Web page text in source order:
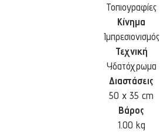
Τοπιογραφίες
Κίνημα
Ιμπρεσιονισμός
Τεχνική
Υδατόχρωμα
Διαστάσεις
50 x 35 cm
Βάρος
1.00 kg